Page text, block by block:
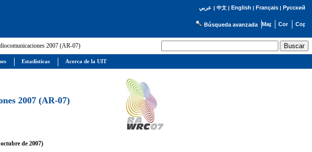
عربي | 中文| English | Français| Русский
Búsqueda avanzada
2007 (AR-07)
2007 (AR-07)
de 2007)
Estadísticas Acerca de la UIT